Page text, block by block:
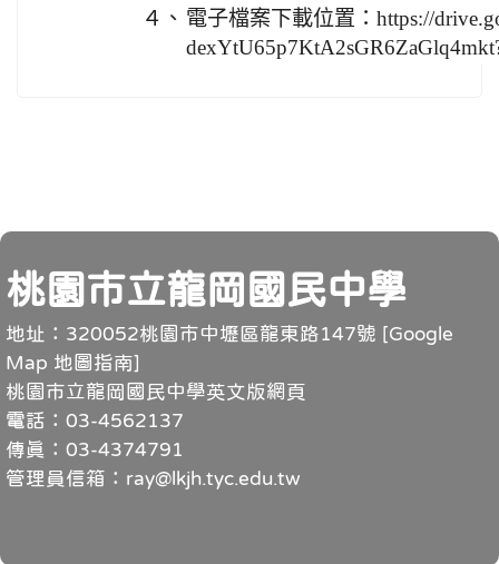
４、 電子檔案下載位置：https://
頁尾
桃園市立龍岡國民中學
地址：320052桃園市中壢區龍東路147號 [Google
Map 地圖指南]
桃園市立龍岡國民中學英文版網頁
電話：03-4562137
傳真：03-4374791
管理員信箱：ray@lkjh.tyc.edu.tw